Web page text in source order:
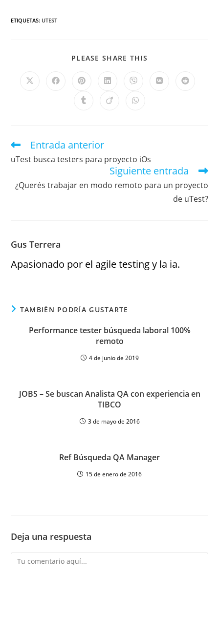
ETIQUETAS: UTEST
PLEASE SHARE THIS
Entrada anterior
uTest busca testers para proyecto iOs
Siguiente entrada
¿Querés trabajar en modo remoto para un proyecto
de uTest?
Gus Terrera
Apasionado por el agile testing y la ia.
TAMBIÉN PODRÍA GUSTARTE
Performance tester búsqueda laboral 100%
remoto
4 de junio de 2019
JOBS – Se buscan Analista QA con experiencia en
TIBCO
3 de mayo de 2016
Ref Búsqueda QA Manager
15 de enero de 2016
Deja una respuesta